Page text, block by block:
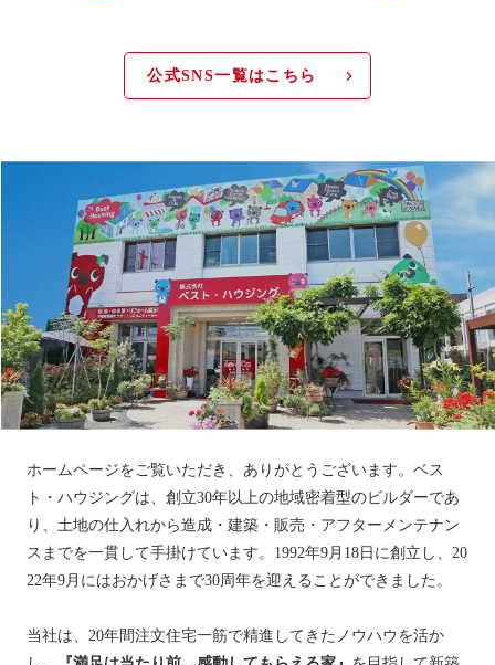
公式SNS一覧はこちら
ホームページをご覧いただき、ありがとうございます。ベス
ト・ハウジングは、創立30年以上の地域密着型のビルダーであ
り、土地の仕入れから造成・建築・販売・アフターメンテナン
スまでを一貫して手掛けています。1992年9月18日に創立し、20
22年9月にはおかげさまで30周年を迎えることができました。
当社は、20年間注文住宅一筋で精進してきたノウハウを活か